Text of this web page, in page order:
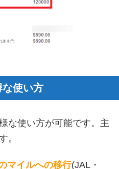
な使い方
な使い方が可能です。主
。
マイルへの移行(JAL・